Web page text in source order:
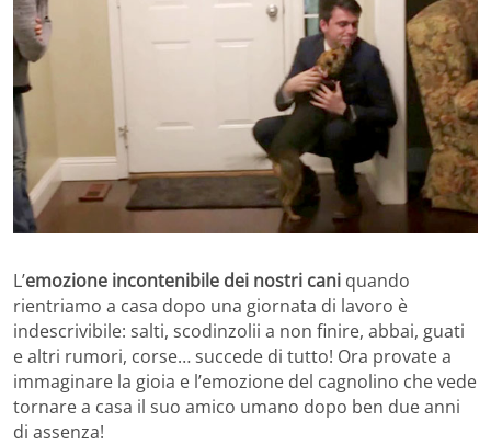
L’emozione incontenibile dei nostri cani quando
rientriamo a casa dopo una giornata di lavoro è
indescrivibile: salti, scodinzolii a non finire, abbai, guati
e altri rumori, corse… succede di tutto! Ora provate a
immaginare la gioia e l’emozione del cagnolino che vede
tornare a casa il suo amico umano dopo ben due anni
di assenza!